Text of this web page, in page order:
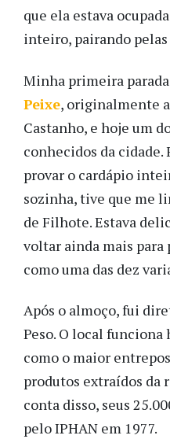
que ela estava
inteiro, pairando pelas
Minha primeira
Peixe, originalmente
Castanho, e hoje um
conhecidos da
provar o cardápio
sozinha, tive que me
de Filhote. Estava
voltar ainda mais
como uma das dez
Após o almoço, fui
Peso. O local funciona
como o maior
produtos extraídos da
conta disso, seus
pelo IPHAN em 1977.